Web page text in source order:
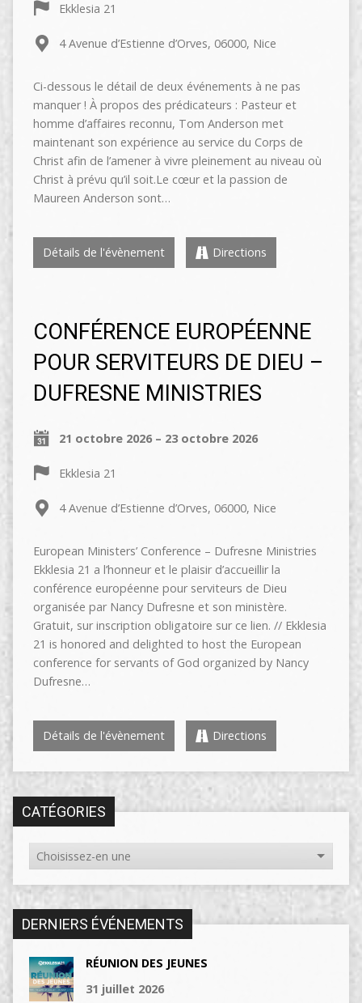
Ekklesia 21
4 Avenue d’Estienne d’Orves, 06000, Nice
Ci-dessous le détail de deux événements à ne pas
manquer ! À propos des prédicateurs : Pasteur et
homme d’affaires reconnu, Tom Anderson met
maintenant son expérience au service du Corps de
Christ afin de l’amener à vivre pleinement au niveau où
Christ à prévu qu’il soit.Le cœur et la passion de
Maureen Anderson sont…
Détails de l'évènement Directions
CONFÉRENCE EUROPÉENNE
POUR SERVITEURS DE DIEU –
DUFRESNE MINISTRIES
21 octobre 2026 – 23 octobre 2026
Ekklesia 21
4 Avenue d’Estienne d’Orves, 06000, Nice
European Ministers’ Conference – Dufresne Ministries
Ekklesia 21 a l’honneur et le plaisir d’accueillir la
conférence européenne pour serviteurs de Dieu
organisée par Nancy Dufresne et son ministère.
Gratuit, sur inscription obligatoire sur ce lien. // Ekklesia
21 is honored and delighted to host the European
conference for servants of God organized by Nancy
Dufresne…
Détails de l'évènement Directions
CATÉGORIES
DERNIERS ÉVÉNEMENTS
RÉUNION DES JEUNES
31 juillet 2026